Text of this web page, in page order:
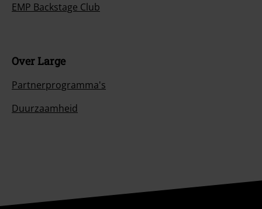
EMP Backstage Club
Over Large
Partnerprogramma's
Duurzaamheid